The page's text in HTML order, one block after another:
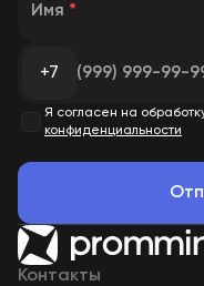
Имя *
+7 (999) 999-99-
Я согласен на
конфиденциальности
Контакты